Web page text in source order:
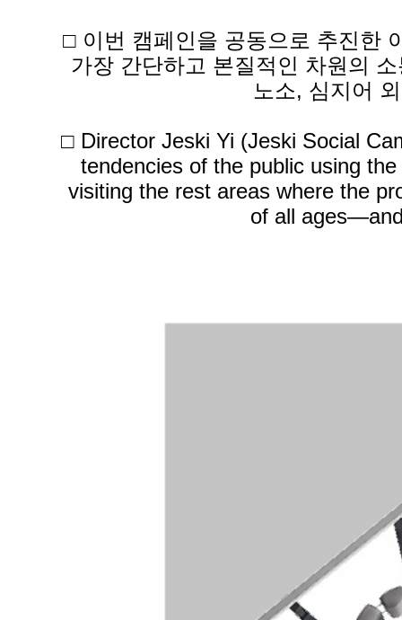
□ 이번 캠페인을 공동으로 추진한
가장 간단하고 본질적인 차원의
노소, 심지어
□ Director Jeski Yi (Jeski Social
tendencies of the public using
visiting the rest areas where the
of all